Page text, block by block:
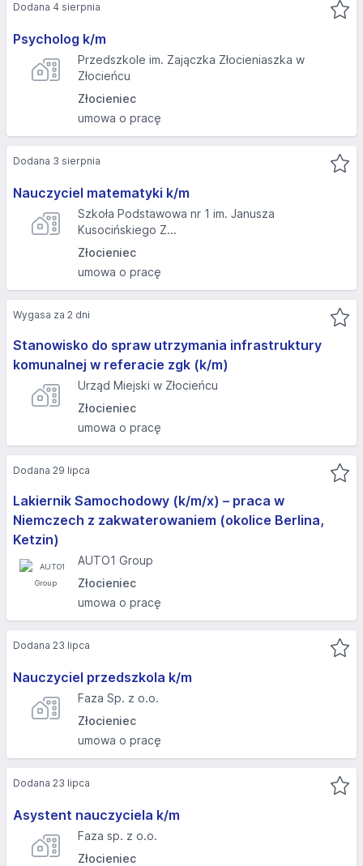
Psycholog k/m
Przedszkole im. Zajączka Złocieniaszka w
Złocieńcu
Złocieniec
umowa o pracę
Dodana 4 sierpnia
Nauczyciel matematyki k/m
Szkoła Podstawowa nr 1 im. Janusza
Kusocińskiego Z...
Złocieniec
umowa o pracę
Dodana 3 sierpnia
Stanowisko do spraw utrzymania infrastruktury
komunalnej w referacie zgk (k/m)
Urząd Miejski w Złocieńcu
Złocieniec
umowa o pracę
Wygasa za 2 dni
Lakiernik Samochodowy (k/m/x) – praca w
Niemczech z zakwaterowaniem (okolice Berlina,
Ketzin)
AUTO1 Group
Złocieniec
umowa o pracę
Dodana 29 lipca
Nauczyciel przedszkola k/m
Faza Sp. z o.o.
Złocieniec
umowa o pracę
Dodana 23 lipca
Asystent nauczyciela k/m
Faza sp. z o.o.
Złocieniec
Dodana 23 lipca